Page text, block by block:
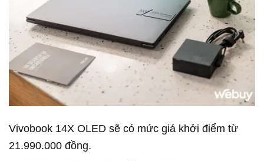
Vivobook 14X OLED sẽ có mức giá khởi điểm từ
21.990.000 đồng.